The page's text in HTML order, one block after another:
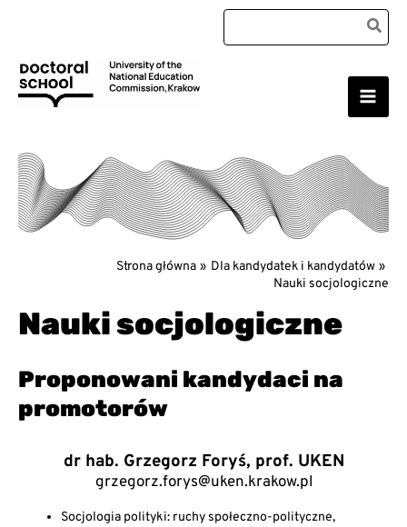
Search
for:
Main
Strona główna
Dla kandydatek i kandydatów
Nauki socjologiczne
Nauki socjologiczne
Proponowani kandydaci na
promotorów
dr hab. Grzegorz Foryś, prof. UKEN
grzegorz.forys@uken.krakow.pl
Socjologia polityki: ruchy społeczno-polityczne,